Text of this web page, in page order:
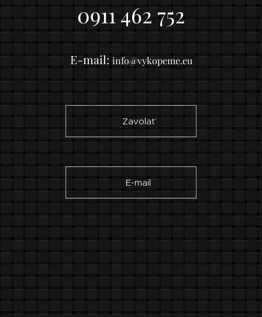
0911 462 752
E-mail:info@vykopeme.eu
☎ Zavolať
✉ E-mail